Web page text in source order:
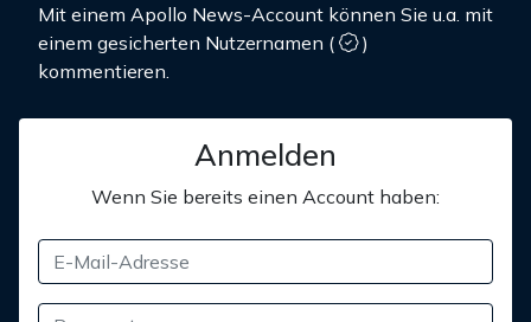
Mit einem Apollo News-Account können Sie u.a. mit
einem gesicherten Nutzernamen (
)
kommentieren.
Anmelden
Wenn Sie bereits einen Account haben: